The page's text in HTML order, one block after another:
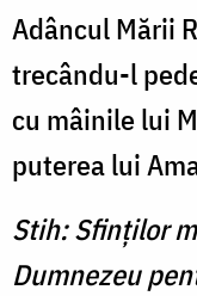
Adâncul Mării
trecându-l
cu mâinile lui
puterea lui
Stih: Sfinţilor
Dumnezeu